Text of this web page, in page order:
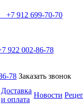
+7 912 699-70-70
922 002-86-78
78 Заказать звонок
Доставка
и оплата
Новости